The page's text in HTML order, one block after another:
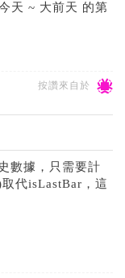
天 ~ 大前天 的第
按讚來自於
數據，只需要計
代isLastBar，這